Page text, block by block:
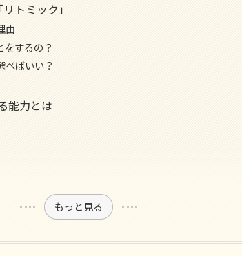
トミック」
由
をするの？
べばいい？
能力とは
もっと見る